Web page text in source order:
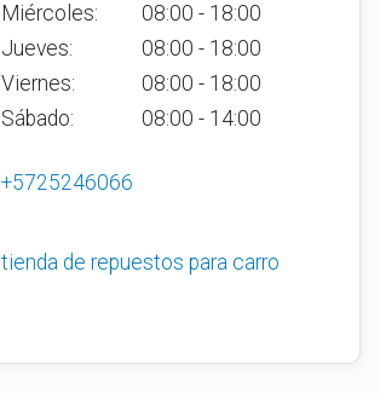
Miércoles:
08:00 - 18:00
Jueves:
08:00 - 18:00
Viernes:
08:00 - 18:00
Sábado:
08:00 - 14:00
+5725246066
tienda de repuestos para carro